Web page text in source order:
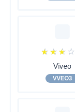
☆ ☆ ☆ ☆
Viveo
VVEO3